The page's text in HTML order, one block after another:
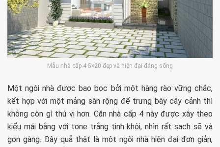
Mẫu nhà cấp 4 5×20 đẹp và hiện đại đáng sống
Một ngôi nhà được bao bọc bởi một hàng rào vững chắc,
kết hợp với một mảng sân rộng để trưng bày cây cảnh thì
không còn gì thú vị hơn. Căn nhà cấp 4 này được xây theo
kiểu mái bằng với tone trắng tinh khôi, nhìn rất sạch sẽ và
gọn gàng. Đây quả thật là một ngôi nhà hiện đại đơn giản,